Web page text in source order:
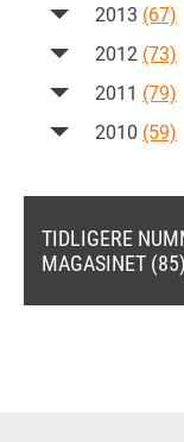
2013 (67)
2012 (73)
2011 (79)
2010 (59)
TIDLIGERE
MAGASINET (85)